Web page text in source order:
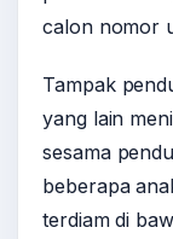
calon nomor
Tampak
yang lain
sesama
beberapa
terdiam di